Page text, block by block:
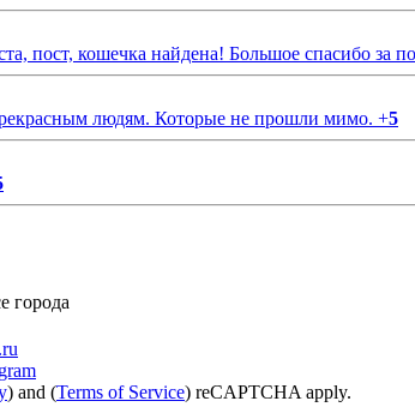
пост, кошечка найдена! Большое спасибо за
людям. Которые не прошли мимо. +5
города
) and (Terms of Service) reCAPTCHA apply.